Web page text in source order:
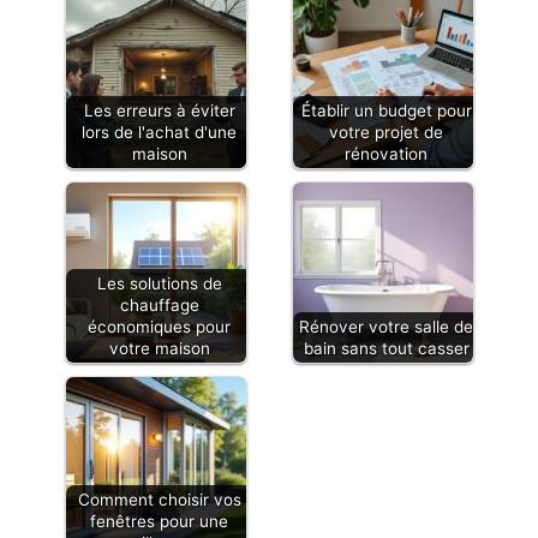
Les erreurs à éviter
lors de l'achat d'une
maison
Établir un budget pour
votre projet de
rénovation
Les solutions de
chauffage
économiques pour
votre maison
Rénover votre salle de
bain sans tout casser
Comment choisir vos
fenêtres pour une